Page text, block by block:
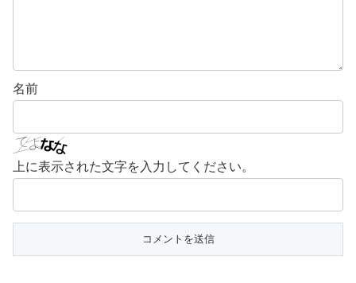
名前
上に表示された文字を入力してください。